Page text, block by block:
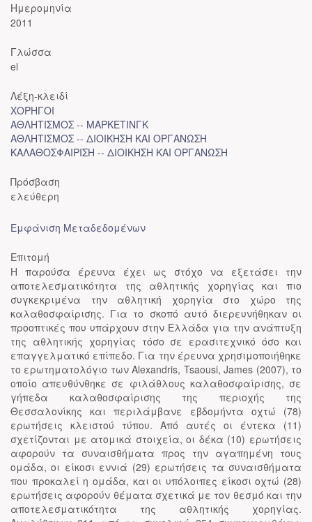
Ημερομηνία
2011
Γλώσσα
el
Λέξη-κλειδί
ΧΟΡΗΓΟΙ
ΑΘΛΗΤΙΣΜΟΣ -- ΜΑΡΚΕΤΙΝΓΚ
ΑΘΛΗΤΙΣΜΟΣ -- ΔΙΟΙΚΗΣΗ ΚΑΙ ΟΡΓΑΝΩΣΗ
ΚΑΛΑΘΟΣΦΑΙΡΙΣΗ -- ΔΙΟΙΚΗΣΗ ΚΑΙ ΟΡΓΑΝΩΣΗ
Πρόσβαση
ελεύθερη
Εμφάνιση Μεταδεδομένων
Επιτομή
Η παρούσα έρευνα έχει ως στόχο να εξετάσει την
αποτελεσματικότητα της αθλητικής χορηγίας και πιο
συγκεκριμένα την αθλητική χορηγία στο χώρο της
καλαθοσφαίρισης. Για το σκοπό αυτό διερευνήθηκαν οι
προοπτικές που υπάρχουν στην Ελλάδα για την ανάπτυξη
της αθλητικής χορηγίας τόσο σε ερασιτεχνικό όσο και
επαγγελματικό επίπεδο. Για την έρευνα χρησιμοποιήθηκε
το ερωτηματολόγιο των Alexandris, Tsaousi, James (2007), το
οποίο απευθύνθηκε σε φιλάθλους καλαθοσφαίρισης, σε
γήπεδα καλαθοσφαίρισης της περιοχής της
Θεσσαλονίκης και περιλάμβανε εβδομήντα οχτώ (78)
ερωτήσεις κλειστού τύπου. Από αυτές οι έντεκα (11)
σχετίζονται με ατομικά στοιχεία, οι δέκα (10) ερωτήσεις
αφορούν τα συναισθήματα προς την αγαπημένη τους
ομάδα, οι είκοσι εννιά (29) ερωτήσεις τα συναισθήματα
που προκαλεί η ομάδα, και οι υπόλοιπες είκοσι οχτώ (28)
ερωτήσεις αφορούν θέματα σχετικά με τον θεσμό και την
αποτελεσματικότητα της αθλητικής χορηγίας.